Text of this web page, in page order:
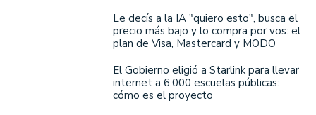
Le decís a la IA "quiero esto", busca el
precio más bajo y lo compra por vos: el
plan de Visa, Mastercard y MODO
El Gobierno eligió a Starlink para llevar
internet a 6.000 escuelas públicas:
cómo es el proyecto